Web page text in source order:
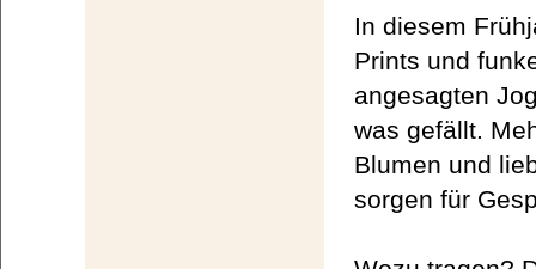
In diesem
Prints und
angesagten
was gefällt.
Blumen und
sorgen für